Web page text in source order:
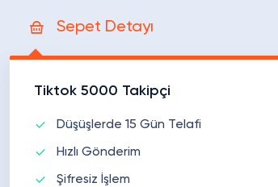
Sepet Detayı
Tiktok 5000 Takipçi
Düşüşlerde 15 Gün Telafi
Hızlı Gönderim
Şifresiz İşlem